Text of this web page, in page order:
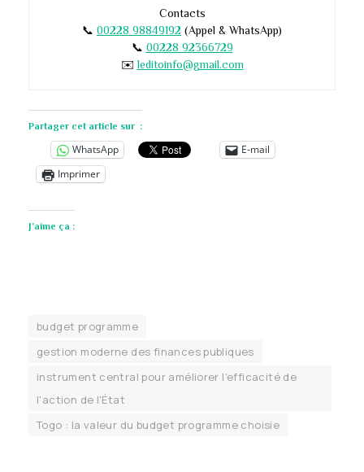
Contacts
📞 00228 98849192 (Appel & WhatsApp)
📞 00228 92366729
✉️leditoinfo@gmail.com
Partager cet article sur :
WhatsApp
E-mail
Imprimer
J’aime ça :
budget programme
gestion moderne des finances publiques
instrument central pour améliorer l'efficacité de
l'action de l'État
Togo : la valeur du budget programme choisie